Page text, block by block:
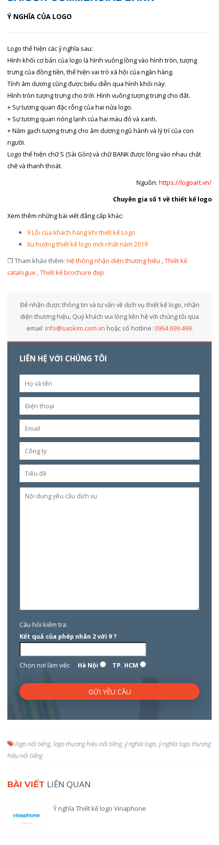
Ý NGHĨA CỦA LOGO
Logo thể hiện các ý nghĩa sau:
Hình khối cơ bản của logo là hình vuông lồng vào hình tròn, tượng
trưng của đồng tiền, thể hiện vai trò xã hội của ngân hàng.
Tính âm dương cũng được biểu diễn qua hình khối này:
Hình tròn tượng trưng cho trời. Hình vuông tượng trưng cho đất.
+ Sự tương quan đặc rỗng của hai nửa logo.
+ Sự tương quan nóng lạnh của hai màu đỏ và xanh.
+ Năm gạch tượng trưng cho âm dương ngũ hành và lý trí của con
người.
Logo thể hiện chữ S (Sài Gòn) và chữ BANK được lồng vào nhau chặt
chẽ và thanh thoát.
Nguồn: https://logoart.vn/
Chuyên gia số 1 về thiết kế logo
Xem thêm những bài viết đẳng cấp khác:
9 Lỗi của khách hàng khi thiết kế Logo
Xu hướng thiết kế logo mới nhất năm 2019
❐ Tham khảo thêm: Hệ thống nhận diện thương hiệu ,Thiết kế
catalogue ,Thiết kế brochure đẹp
Để nhận được thông tin và tư vấn về dịch vụ thiết kế logo, nhận
diện thương hiệu, Quý khách vui lòng liên hệ với chúng tôi qua
email: info@saokim.com.vn hoặc số hotline: 0964.699.499.
LIÊN HỆ VỚI CHÚNG TÔI
Câu hỏi kiểm tra:
Kết quả của phép nhân 2 với 9 ?
Chọn nơi làm việc Hà Nội TP. HCM
logo nổi tiếng, logo thương hiệu nổi tiếng, ý nghĩa logo ý nghĩa logo thương
hiệu nổi tiếng
BÀI VIẾT LIÊN QUAN
Ý nghĩa Thiết kế logo Vinaphone